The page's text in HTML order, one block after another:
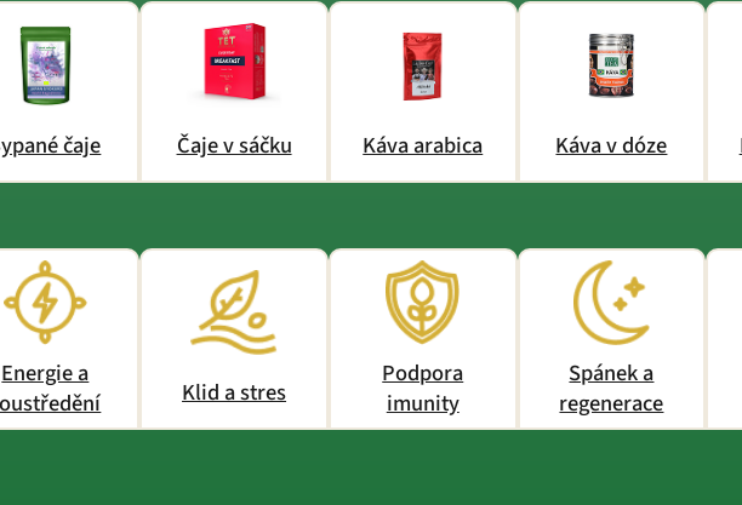
čaje Čaje v sáčku Káva arabica Káva v dóze
Energie a
Klid a stres
Podpora
imunity
Spánek a
regenerace